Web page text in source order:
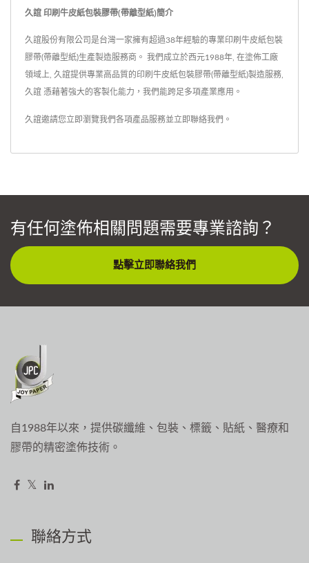
久誼 印刷牛皮紙包裝膠帶(帶離型紙)簡介
久誼股份有限公司是台灣一家擁有超過38年經驗的專業印刷牛皮紙包裝
膠帶(帶離型紙)生產製造服務商。 我們成立於西元1988年, 在塗佈工廠
領域上, 久誼提供專業高品質的印刷牛皮紙包裝膠帶(帶離型紙)製造服務,
久誼 憑藉著強大的客製化能力，我們能跨足多項產業應用。
久誼邀請您立即瀏覽我們各項產品服務並立即聯絡我們 。
有任何塗佈相關問題需要專業諮詢？
點擊立即聯絡我們
自1988年以來，提供碳纖維、包裝、標籤、貼紙、醫療和
膠帶的精密塗佈技術。
聯絡方式